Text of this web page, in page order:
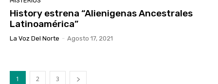
History estrena “Alienigenas Ancestrales
Latinoamérica”
La Voz Del Norte - Agosto 17, 2021
1 2 3